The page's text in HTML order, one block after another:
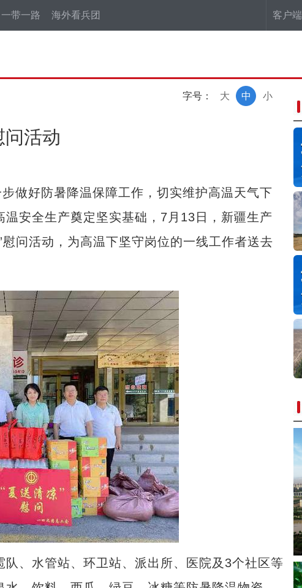
客户端
一带一路 海外看兵团
字号： 小
中
大
问活动
好防暑降温保障工作，切实维护高温天气下
安全生产奠定坚实基础，7月13日，新疆生产
问活动，为高温下坚守岗位的一线工作者送去
、水管站、环卫站、派出所、医院及3个社区等